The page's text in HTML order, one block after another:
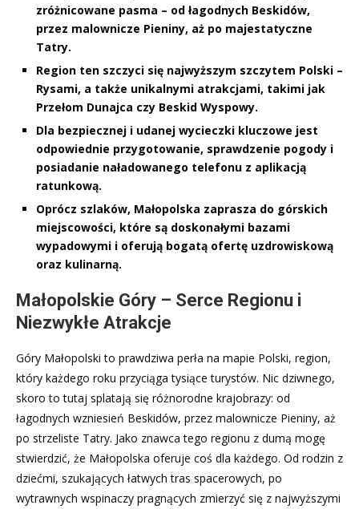
zróżnicowane pasma – od łagodnych Beskidów,
przez malownicze Pieniny, aż po majestatyczne
Tatry.
Region ten szczyci się najwyższym szczytem Polski –
Rysami, a także unikalnymi atrakcjami, takimi jak
Przełom Dunajca czy Beskid Wyspowy.
Dla bezpiecznej i udanej wycieczki kluczowe jest
odpowiednie przygotowanie, sprawdzenie pogody i
posiadanie naładowanego telefonu z aplikacją
ratunkową.
Oprócz szlaków, Małopolska zaprasza do górskich
miejscowości, które są doskonałymi bazami
wypadowymi i oferują bogatą ofertę uzdrowiskową
oraz kulinarną.
Małopolskie Góry – Serce Regionu i
Niezwykłe Atrakcje
Góry Małopolski to prawdziwa perła na mapie Polski, region,
który każdego roku przyciąga tysiące turystów. Nic dziwnego,
skoro to tutaj splatają się różnorodne krajobrazy: od
łagodnych wzniesień Beskidów, przez malownicze Pieniny, aż
po strzeliste Tatry. Jako znawca tego regionu z dumą mogę
stwierdzić, że Małopolska oferuje coś dla każdego. Od rodzin z
dziećmi, szukających łatwych tras spacerowych, po
wytrawnych wspinaczy pragnących zmierzyć się z najwyższymi